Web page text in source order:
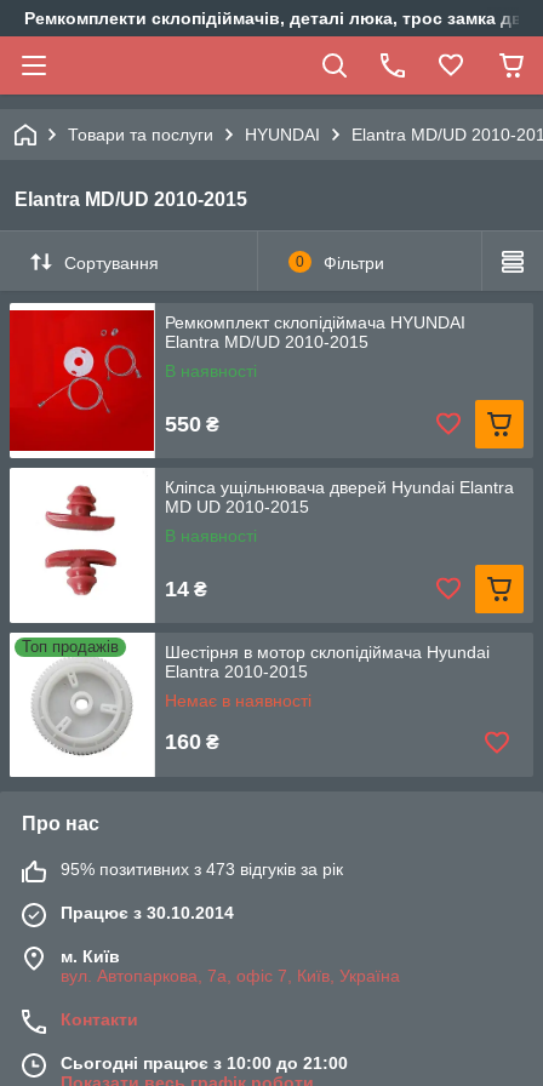
Ремкомплекти склопідіймачів, деталі люка, трос замка
Товари та послуги HYUNDAI Elantra MD/UD 2010-
Elantra MD/UD 2010-2015
Сортування 0 Фільтри
Ремкомплект склопідіймача HYUNDAI
Elantra MD/UD 2010-2015
В наявності
550 ₴
Кліпса ущільнювача дверей Hyundai Elantra
MD UD 2010-2015
В наявності
14 ₴
Топ продажів
Шестірня в мотор склопідіймача Hyundai
Elantra 2010-2015
Немає в наявності
160 ₴
Про нас
95% позитивних з 473 відгуків за рік
Працює з 30.10.2014
м. Київ
вул. Автопаркова, 7а, офіс 7, Київ, Україна
Контакти
Сьогодні працює з 10:00 до 21:00